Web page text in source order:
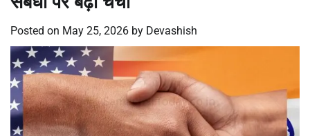
Posted on May 25, 2026 by Devashish